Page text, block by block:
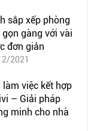
sắp xếp phòng
gọn gàng với vài
đơn giản
2021
làm việc kết hợp
– Giải pháp
minh cho nhà